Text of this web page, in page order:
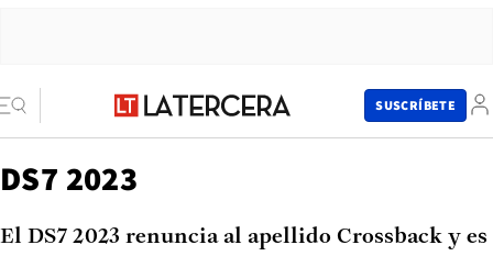
SUSCRÍBETE
DS7 2023
El DS7 2023 renuncia al apellido Crossback y es